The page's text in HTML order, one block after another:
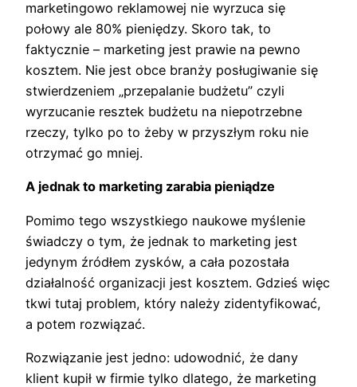
marketingowo reklamowej nie wyrzuca się
połowy ale 80% pieniędzy. Skoro tak, to
faktycznie – marketing jest prawie na pewno
kosztem. Nie jest obce branży posługiwanie się
stwierdzeniem „przepalanie budżetu” czyli
wyrzucanie resztek budżetu na niepotrzebne
rzeczy, tylko po to żeby w przyszłym roku nie
otrzymać go mniej.
A jednak to marketing zarabia pieniądze
Pomimo tego wszystkiego naukowe myślenie
świadczy o tym, że jednak to marketing jest
jedynym źródłem zysków, a cała pozostała
działalność organizacji jest kosztem. Gdzieś więc
tkwi tutaj problem, który należy zidentyfikować,
a potem rozwiązać.
Rozwiązanie jest jedno: udowodnić, że dany
klient kupił w firmie tylko dlatego, że marketing